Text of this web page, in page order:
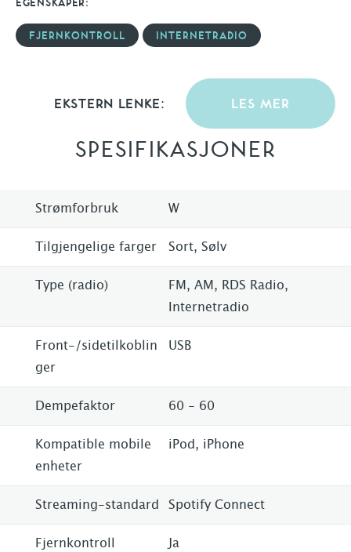
EGENSKAPER:
FJERNKONTROLL INTERNETRADIO
EKSTERN LENKE: LES MER
SPESIFIKASJONER
Strømforbruk W
Tilgjengelige farger Sort, Sølv
Type (radio)
FM, AM, RDS Radio,
Internetradio
Front-/sidetilkoblin
ger
USB
Dempefaktor 60 - 60
Kompatible mobile
enheter
iPod, iPhone
Streaming-standard Spotify Connect
Fjernkontroll Ja